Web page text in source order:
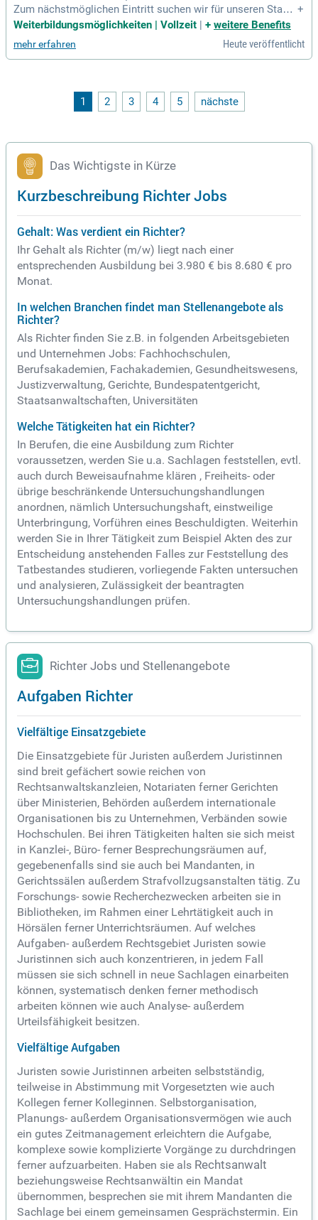
Zum nächstmöglichen Eintritt suchen wir für unseren Stand
ort in Grevenbroich Sie als Einrichter / Verfahrensmechanik
er Spritzguss Automotive (m/w/d).
+
Weiterbildungsmöglichkeiten | Vollzeit | + weitere Benefits
mehr erfahren Heute veröffentlicht
1 2 3 4 5 nächste
Das Wichtigste in Kürze
Kurzbeschreibung Richter Jobs
Gehalt: Was verdient ein Richter?
Ihr Gehalt als Richter (m/w) liegt nach einer
entsprechenden Ausbildung bei 3.980 € bis 8.680 € pro
Monat.
In welchen Branchen findet man Stellenangebote als
Richter?
Als Richter finden Sie z.B. in folgenden Arbeitsgebieten
und Unternehmen Jobs: Fachhochschulen,
Berufsakademien, Fachakademien, Gesundheitswesens,
Justizverwaltung, Gerichte, Bundespatentgericht,
Staatsanwaltschaften, Universitäten
Welche Tätigkeiten hat ein Richter?
In Berufen, die eine Ausbildung zum Richter
voraussetzen, werden Sie u.a. Sachlagen feststellen, evtl.
auch durch Beweisaufnahme klären , Freiheits- oder
übrige beschränkende Untersuchungshandlungen
anordnen, nämlich Untersuchungshaft, einstweilige
Unterbringung, Vorführen eines Beschuldigten. Weiterhin
werden Sie in Ihrer Tätigkeit zum Beispiel Akten des zur
Entscheidung anstehenden Falles zur Feststellung des
Tatbestandes studieren, vorliegende Fakten untersuchen
und analysieren, Zulässigkeit der beantragten
Untersuchungshandlungen prüfen.
Richter Jobs und Stellenangebote
Aufgaben Richter
Vielfältige Einsatzgebiete
Die Einsatzgebiete für Juristen außerdem Juristinnen
sind breit gefächert sowie reichen von
Rechtsanwaltskanzleien, Notariaten ferner Gerichten
über Ministerien, Behörden außerdem internationale
Organisationen bis zu Unternehmen, Verbänden sowie
Hochschulen. Bei ihren Tätigkeiten halten sie sich meist
in Kanzlei-, Büro- ferner Besprechungsräumen auf,
gegebenenfalls sind sie auch bei Mandanten, in
Gerichtssälen außerdem Strafvollzugsanstalten tätig. Zu
Forschungs- sowie Recherchezwecken arbeiten sie in
Bibliotheken, im Rahmen einer Lehrtätigkeit auch in
Hörsälen ferner Unterrichtsräumen. Auf welches
Aufgaben- außerdem Rechtsgebiet Juristen sowie
Juristinnen sich auch konzentrieren, in jedem Fall
müssen sie sich schnell in neue Sachlagen einarbeiten
können, systematisch denken ferner methodisch
arbeiten können wie auch Analyse- außerdem
Urteilsfähigkeit besitzen.
Vielfältige Aufgaben
Juristen sowie Juristinnen arbeiten selbstständig,
teilweise in Abstimmung mit Vorgesetzten wie auch
Kollegen ferner Kolleginnen. Selbstorganisation,
Planungs- außerdem Organisationsvermögen wie auch
ein gutes Zeitmanagement erleichtern die Aufgabe,
komplexe sowie komplizierte Vorgänge zu durchdringen
ferner aufzuarbeiten. Haben sie als Rechtsanwalt
beziehungsweise Rechtsanwältin ein Mandat
übernommen, besprechen sie mit ihrem Mandanten die
Sachlage bei einem gemeinsamen Gesprächstermin. Ein